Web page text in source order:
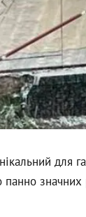
для
панно значних